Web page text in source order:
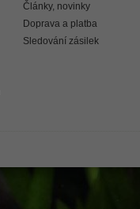
Články, novinky
Doprava a platba
Sledování zásilek